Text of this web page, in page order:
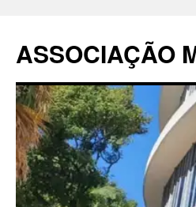
conteúdo
ASSOCIAÇÃO